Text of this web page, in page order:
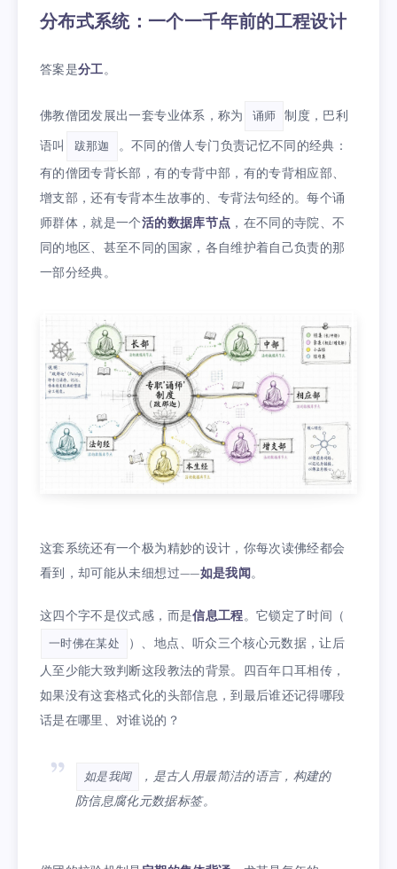
分布式系统：一个一千年前的工程设计
答案是分工。
佛教僧团发展出一套专业体系，称为 诵师
制度，巴利
语叫
跋那迦
。不同的僧人专门负责记忆不同的经典：
有的僧团专背长部，有的专背中部，有的专背相应部、
增支部，还有专背本生故事的、专背法句经的。每个诵
师群体，就是一个活的数据库节点 ，在不同的寺院、不
同的地区、甚至不同的国家，各自维护着自己负责的那
一部分经典。
这套系统还有一个极为精妙的设计，你每次读佛经都会
看到，却可能从未细想过——如是我闻。
这四个字不是仪式感，而是信息工程。它锁定了时间（
一时佛在某处
）、地点、听众三个核心元数据，让后
人至少能大致判断这段教法的背景。四百年口耳相传，
如果没有这套格式化的头部信息，到最后谁还记得哪段
话是在哪里、对谁说的？
如是我闻
，是古人用最简洁的语言，构建的
防信息腐化元数据标签。